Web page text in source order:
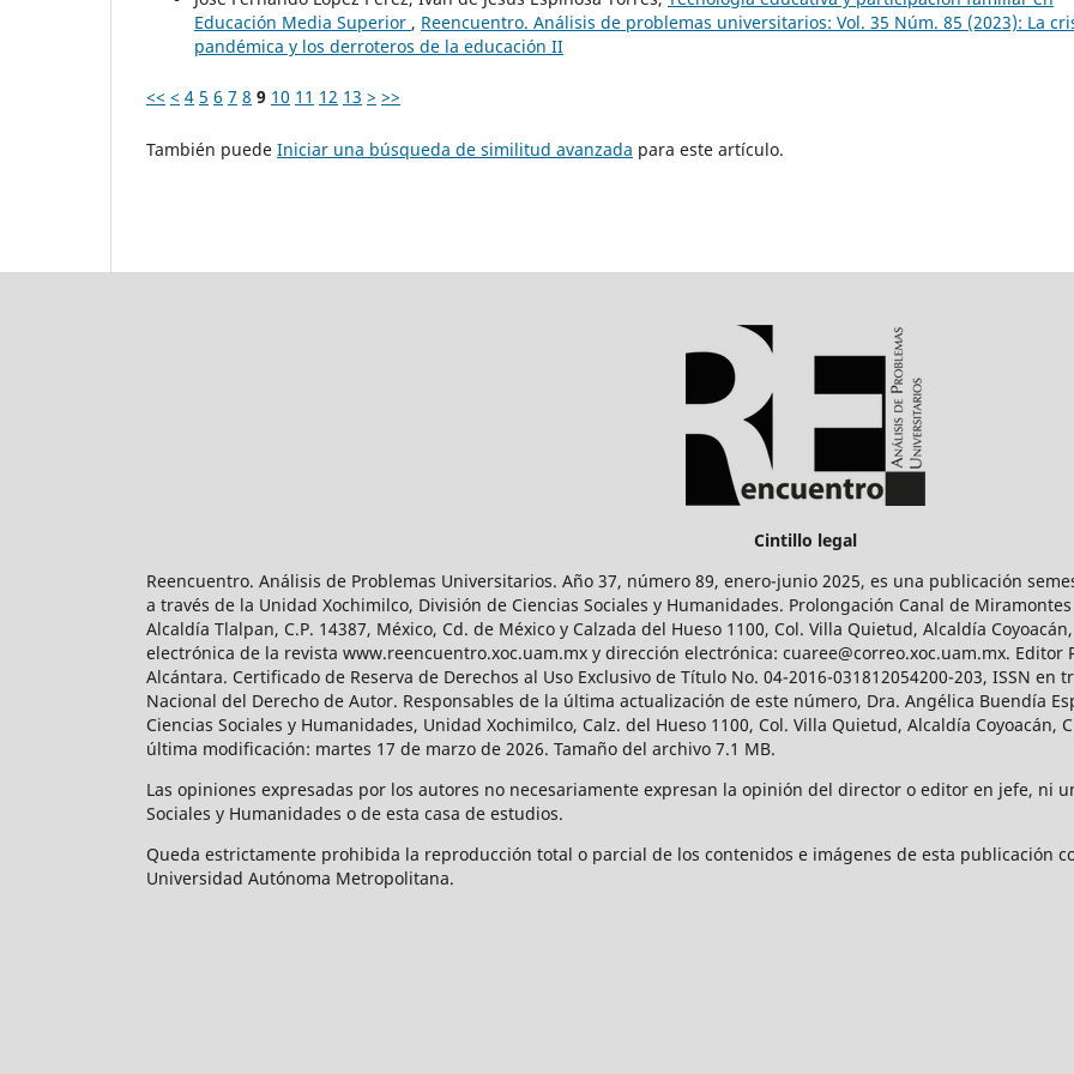
Educación Media Superior , Reencuentro. Análisis de problemas universitarios: Vol. 35 Núm. 85 (2023): La
pandémica y los derroteros de la educación II
<< < 4 5 6 7 8 9 10 11 12 13 > >>
También puede Iniciar una búsqueda de similitud avanzada para este artículo.
Cintillo legal
Reencuentro. Análisis de Problemas Universitarios. Año 37, número 89, enero-junio 2025, es una publicación
a través de la Unidad Xochimilco, División de Ciencias Sociales y Humanidades. Prolongación Canal de Miramontes
Alcaldía Tlalpan, C.P. 14387, México, Cd. de México y Calzada del Hueso 1100, Col. Villa Quietud, Alcaldía
electrónica de la revista www.reencuentro.xoc.uam.mx y dirección electrónica: cuaree@correo.xoc.uam.mx. Editor
Alcántara. Certificado de Reserva de Derechos al Uso Exclusivo de Título No. 04-2016-031812054200-203, ISSN
Nacional del Derecho de Autor. Responsables de la última actualización de este número, Dra. Angélica Buendía
Ciencias Sociales y Humanidades, Unidad Xochimilco, Calz. del Hueso 1100, Col. Villa Quietud, Alcaldía Coyoacán,
última modificación: martes 17 de marzo de 2026. Tamaño del archivo 7.1 MB.
Las opiniones expresadas por los autores no necesariamente expresan la opinión del director o editor en jefe, ni
Sociales y Humanidades o de esta casa de estudios.
Queda estrictamente prohibida la reproducción total o parcial de los contenidos e imágenes de esta publicación
Universidad Autónoma Metropolitana.